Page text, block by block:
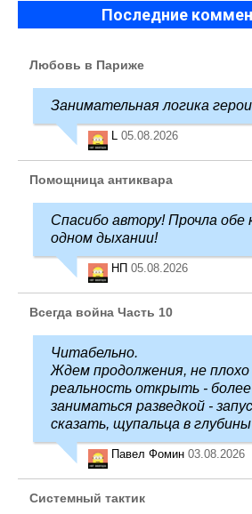
Последние
Любовь в Париже
Занимательная логика
L 05.08.2026
Помощница антиквара
Спасибо автору! Прочла обе
одном дыхании!
НП 05.08.2026
Всегда война Часть 10
Читабельно.
Ждем продолжения, не
реальность открыть -
заниматься разведкой -
сказать, щупальца в глубины
Павел Фомин 03.08.2026
Системный тактик